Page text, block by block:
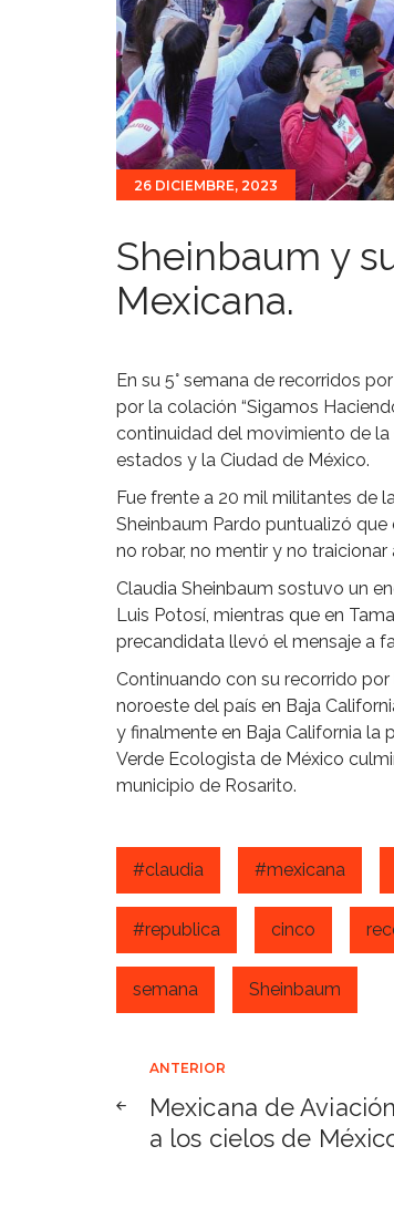
26 DICIEMBRE, 2023
Sheinbaum y
Mexicana.
En su 5° semana de recorridos
por la colación “Sigamos
continuidad del movimiento de
estados y la Ciudad de México.
Fue frente a 20 mil militantes de
Sheinbaum Pardo puntualizó
no robar, no mentir y no traicionar
Claudia Sheinbaum sostuvo un
Luis Potosí, mientras que en
precandidata llevó el mensaje a
Continuando con su recorrido
noroeste del país en Baja
y finalmente en Baja California la
Verde Ecologista de México
municipio de Rosarito.
#claudia #mexicana
#republica cinco
semana Sheinbaum
Navegación
de
ANTERIOR
Mexicana de
a los cielos de